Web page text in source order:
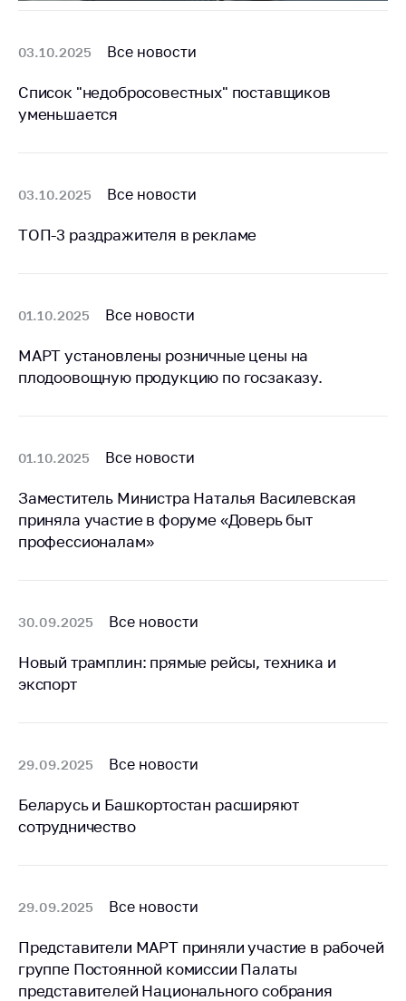
03.10.2025 Все новости
Список "недобросовестных" поставщиков
уменьшается
03.10.2025 Все новости
ТОП-3 раздражителя в рекламе
01.10.2025 Все новости
МАРТ установлены розничные цены на
плодоовощную продукцию по госзаказу.
01.10.2025 Все новости
Заместитель Министра Наталья Василевская
приняла участие в форуме «Доверь быт
профессионалам»
30.09.2025 Все новости
Новый трамплин: прямые рейсы, техника и
экспорт
29.09.2025 Все новости
Беларусь и Башкортостан расширяют
сотрудничество
29.09.2025 Все новости
Представители МАРТ приняли участие в рабочей
группе Постоянной комиссии Палаты
представителей Национального собрания